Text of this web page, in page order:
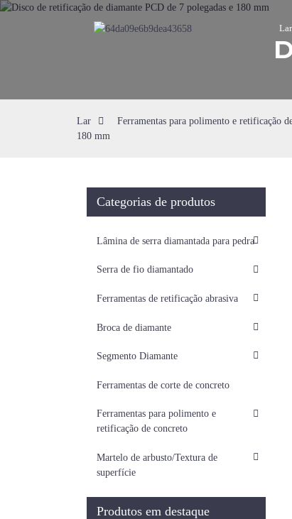
Lar
Lar Ferramentas para polimento e retificação
180 mm
Categorias de produtos
Lâmina de serra diamantada para pedra
Serra de fio diamantado
Ferramentas de retificação abrasiva
Broca de diamante
Segmento Diamante
Ferramentas de corte de concreto
Ferramentas para polimento e
retificação de concreto
Martelo de arbusto/Textura de
superfície
Produtos em destaque
Loading...
Loading...